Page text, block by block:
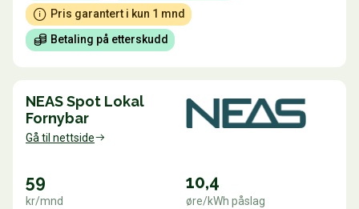
Pris garantert i kun 1 mnd
Betaling på etterskudd
NEAS Spot Lokal
Fornybar
Gå til nettside
59
kr/mnd
10,4
øre/kWh påslag